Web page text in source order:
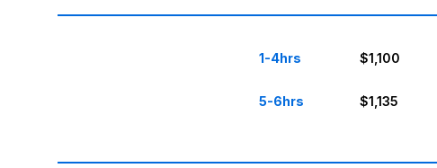
1-4hrs $1,100
5-6hrs $1,135